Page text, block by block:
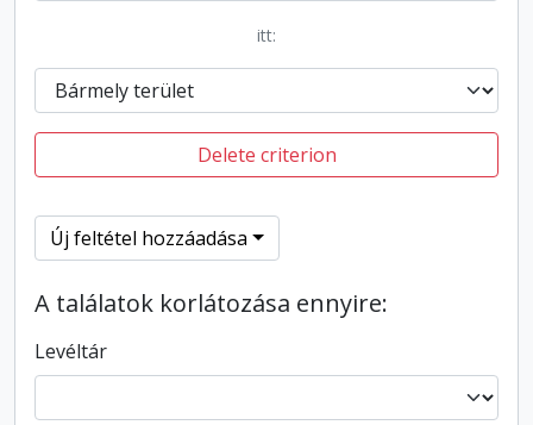
itt:
Delete criterion
Új feltétel hozzáadása
A találatok korlátozása ennyire:
Levéltár